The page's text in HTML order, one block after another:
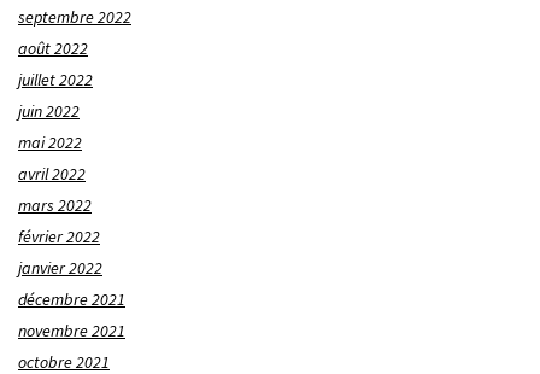
septembre 2022
août 2022
juillet 2022
juin 2022
mai 2022
avril 2022
mars 2022
février 2022
janvier 2022
décembre 2021
novembre 2021
octobre 2021